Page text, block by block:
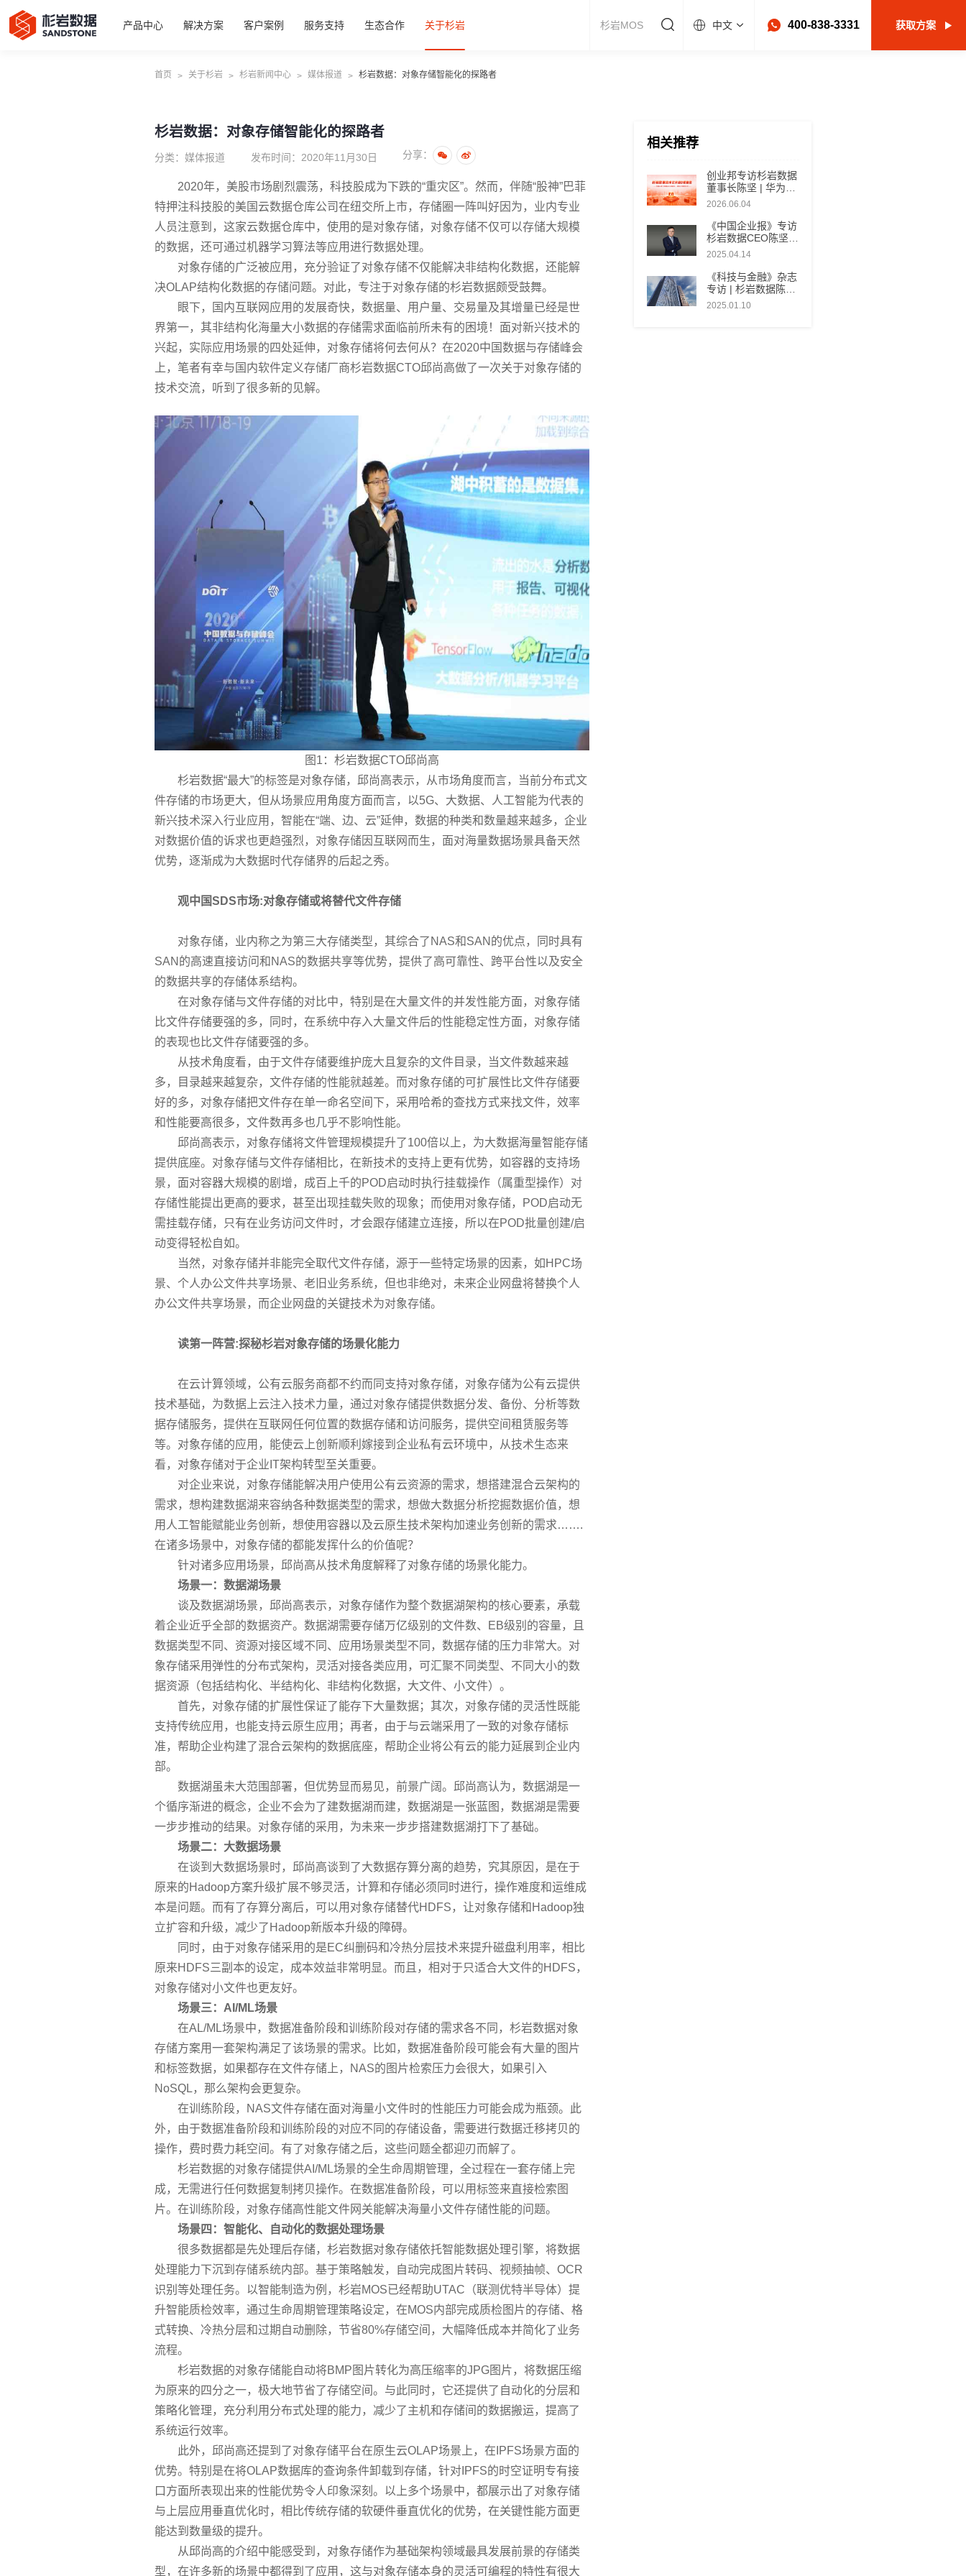
产品中心 解决方案 客户案例 服务支持 生态合作 关于杉岩 中文 400-838-3331 获取方案
首页 > 关于杉岩 > 杉岩新闻中心 > 媒体报道 > 杉岩数据：对象存储智能化的探路者
杉岩数据：对象存储智能化的探路者
分类：媒体报道 发布时间：2020年11月30日 分享：
2020年，美股市场剧烈震荡，科技股成为下跌的“重灾区”。然而，伴随“股神”巴菲
特押注科技股的美国云数据仓库公司在纽交所上市，存储圈一阵叫好因为，业内专业
人员注意到，这家云数据仓库中，使用的是对象存储，对象存储不仅可以存储大规模
的数据，还可通过机器学习算法等应用进行数据处理。
对象存储的广泛被应用，充分验证了对象存储不仅能解决非结构化数据，还能解
决OLAP结构化数据的存储问题。对此，专注于对象存储的杉岩数据颇受鼓舞。
眼下，国内互联网应用的发展奇快，数据量、用户量、交易量及其增量已经是世
界第一，其非结构化海量大小数据的存储需求面临前所未有的困境！面对新兴技术的
兴起，实际应用场景的四处延伸，对象存储将何去何从？在2020中国数据与存储峰会
上，笔者有幸与国内软件定义存储厂商杉岩数据CTO邱尚高做了一次关于对象存储的
技术交流，听到了很多新的见解。
图1：杉岩数据CTO邱尚高
杉岩数据“最大”的标签是对象存储，邱尚高表示，从市场角度而言，当前分布式文
件存储的市场更大，但从场景应用角度方面而言，以5G、大数据、人工智能为代表的
新兴技术深入行业应用，智能在“端、边、云”延伸，数据的种类和数量越来越多，企业
对数据价值的诉求也更趋强烈，对象存储因互联网而生，面对海量数据场景具备天然
优势，逐渐成为大数据时代存储界的后起之秀。
观中国SDS市场:对象存储或将替代文件存储
对象存储，业内称之为第三大存储类型，其综合了NAS和SAN的优点，同时具有
SAN的高速直接访问和NAS的数据共享等优势，提供了高可靠性、跨平台性以及安全
的数据共享的存储体系结构。
在对象存储与文件存储的对比中，特别是在大量文件的并发性能方面，对象存储
比文件存储要强的多，同时，在系统中存入大量文件后的性能稳定性方面，对象存储
的表现也比文件存储要强的多。
从技术角度看，由于文件存储要维护庞大且复杂的文件目录，当文件数越来越
多，目录越来越复杂，文件存储的性能就越差。而对象存储的可扩展性比文件存储要
好的多，对象存储把文件存在单一命名空间下，采用哈希的查找方式来找文件，效率
和性能要高很多，文件数再多也几乎不影响性能。
邱尚高表示，对象存储将文件管理规模提升了100倍以上，为大数据海量智能存储
提供底座。对象存储与文件存储相比，在新技术的支持上更有优势，如容器的支持场
景，面对容器大规模的剧增，成百上千的POD启动时执行挂载操作（属重型操作）对
存储性能提出更高的要求，甚至出现挂载失败的现象；而使用对象存储，POD启动无
需挂载存储，只有在业务访问文件时，才会跟存储建立连接，所以在POD批量创建/启
动变得轻松自如。
当然，对象存储并非能完全取代文件存储，源于一些特定场景的因素，如HPC场
景、个人办公文件共享场景、老旧业务系统，但也非绝对，未来企业网盘将替换个人
办公文件共享场景，而企业网盘的关键技术为对象存储。
读第一阵营:探秘杉岩对象存储的场景化能力
在云计算领域，公有云服务商都不约而同支持对象存储，对象存储为公有云提供
技术基础，为数据上云注入技术力量，通过对象存储提供数据分发、备份、分析等数
据存储服务，提供在互联网任何位置的数据存储和访问服务，提供空间租赁服务等
等。对象存储的应用，能使云上创新顺利嫁接到企业私有云环境中，从技术生态来
看，对象存储对于企业IT架构转型至关重要。
对企业来说，对象存储能解决用户使用公有云资源的需求，想搭建混合云架构的
需求，想构建数据湖来容纳各种数据类型的需求，想做大数据分析挖掘数据价值，想
用人工智能赋能业务创新，想使用容器以及云原生技术架构加速业务创新的需求…….
在诸多场景中，对象存储的都能发挥什么的价值呢？
针对诸多应用场景，邱尚高从技术角度解释了对象存储的场景化能力。
场景一：数据湖场景
谈及数据湖场景，邱尚高表示，对象存储作为整个数据湖架构的核心要素，承载
着企业近乎全部的数据资产。数据湖需要存储万亿级别的文件数、EB级别的容量，且
数据类型不同、资源对接区域不同、应用场景类型不同，数据存储的压力非常大。对
象存储采用弹性的分布式架构，灵活对接各类应用，可汇聚不同类型、不同大小的数
据资源（包括结构化、半结构化、非结构化数据，大文件、小文件）。
首先，对象存储的扩展性保证了能存下大量数据；其次，对象存储的灵活性既能
支持传统应用，也能支持云原生应用；再者，由于与云端采用了一致的对象存储标
准，帮助企业构建了混合云架构的数据底座，帮助企业将公有云的能力延展到企业内
部。
数据湖虽未大范围部署，但优势显而易见，前景广阔。邱尚高认为，数据湖是一
个循序渐进的概念，企业不会为了建数据湖而建，数据湖是一张蓝图，数据湖是需要
一步步推动的结果。对象存储的采用，为未来一步步搭建数据湖打下了基础。
场景二：大数据场景
在谈到大数据场景时，邱尚高谈到了大数据存算分离的趋势，究其原因，是在于
原来的Hadoop方案升级扩展不够灵活，计算和存储必须同时进行，操作难度和运维成
本是问题。而有了存算分离后，可以用对象存储替代HDFS，让对象存储和Hadoop独
立扩容和升级，减少了Hadoop新版本升级的障碍。
同时，由于对象存储采用的是EC纠删码和冷热分层技术来提升磁盘利用率，相比
原来HDFS三副本的设定，成本效益非常明显。而且，相对于只适合大文件的HDFS，
对象存储对小文件也更友好。
场景三：AI/ML场景
在AL/ML场景中，数据准备阶段和训练阶段对存储的需求各不同，杉岩数据对象
存储方案用一套架构满足了该场景的需求。比如，数据准备阶段可能会有大量的图片
和标签数据，如果都存在文件存储上，NAS的图片检索压力会很大，如果引入
NoSQL，那么架构会更复杂。
在训练阶段，NAS文件存储在面对海量小文件时的性能压力可能会成为瓶颈。此
外，由于数据准备阶段和训练阶段的对应不同的存储设备，需要进行数据迁移拷贝的
操作，费时费力耗空间。有了对象存储之后，这些问题全都迎刃而解了。
杉岩数据的对象存储提供AI/ML场景的全生命周期管理，全过程在一套存储上完
成，无需进行任何数据复制拷贝操作。在数据准备阶段，可以用标签来直接检索图
片。在训练阶段，对象存储高性能文件网关能解决海量小文件存储性能的问题。
场景四：智能化、自动化的数据处理场景
很多数据都是先处理后存储，杉岩数据对象存储依托智能数据处理引擎，将数据
处理能力下沉到存储系统内部。基于策略触发，自动完成图片转码、视频抽帧、OCR
识别等处理任务。以智能制造为例，杉岩MOS已经帮助UTAC（联测优特半导体）提
升智能质检效率，通过生命周期管理策略设定，在MOS内部完成质检图片的存储、格
式转换、冷热分层和过期自动删除，节省80%存储空间，大幅降低成本并简化了业务
流程。
杉岩数据的对象存储能自动将BMP图片转化为高压缩率的JPG图片，将数据压缩
为原来的四分之一，极大地节省了存储空间。与此同时，它还提供了自动化的分层和
策略化管理，充分利用分布式处理的能力，减少了主机和存储间的数据搬运，提高了
系统运行效率。
此外，邱尚高还提到了对象存储平台在原生云OLAP场景上，在IPFS场景方面的
优势。特别是在将OLAP数据库的查询条件卸载到存储，针对IPFS的时空证明专有接
口方面所表现出来的性能优势令人印象深刻。以上多个场景中，都展示出了对象存储
与上层应用垂直优化时，相比传统存储的软硬件垂直优化的优势，在关键性能方面更
能达到数量级的提升。
从邱尚高的介绍中能感受到，对象存储作为基础架构领域最具发展前景的存储类
型，在许多新的场景中都得到了应用，这与对象存储本身的灵活可编程的特性有很大
相关推荐
创业邦专访杉岩数据
董事长陈坚 | 华为出
走的存储老兵，避开
道拿到市场前三！
2026.06.04
《中国企业报》专访
杉岩数据CEO陈坚 |
以“数”赋能新质生产
数据管理赛道
2025.04.14
《科技与金融》杂志
专访 | 杉岩数据陈
坚：聚焦数据存储管
2025.01.10